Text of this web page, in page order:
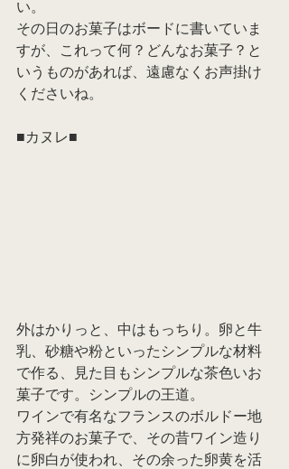
い。
その日のお菓子はボードに書いていま
すが、これって何？どんなお菓子？と
いうものがあれば、遠慮なくお声掛け
くださいね。
■カヌレ■
外はかりっと、中はもっちり。卵と牛
乳、砂糖や粉といったシンプルな材料
で作る、見た目もシンプルな茶色いお
菓子です。シンプルの王道。
ワインで有名なフランスのボルドー地
方発祥のお菓子で、その昔ワイン造り
に卵白が使われ、その余った卵黄を活